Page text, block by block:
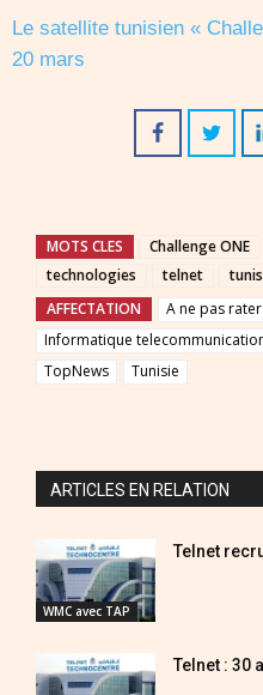
Le satellite tunisien «
20 mars
MOTS CLES Challenge ONE
technologies
telnet
AFFECTATION
A ne pas rater
Informatique
TopNews
Tunisie
ARTICLES EN RELATION
WMC avec TAP
Telnet
Telnet : 30